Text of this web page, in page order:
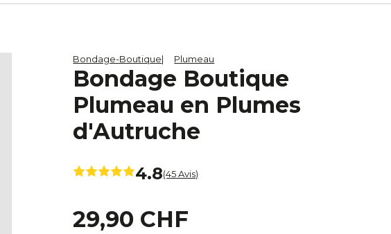
Bondage-Boutique Plumeau
Bondage Boutique
Plumeau en Plumes
d'Autruche
4.8(45 Avis)
29,90 CHF